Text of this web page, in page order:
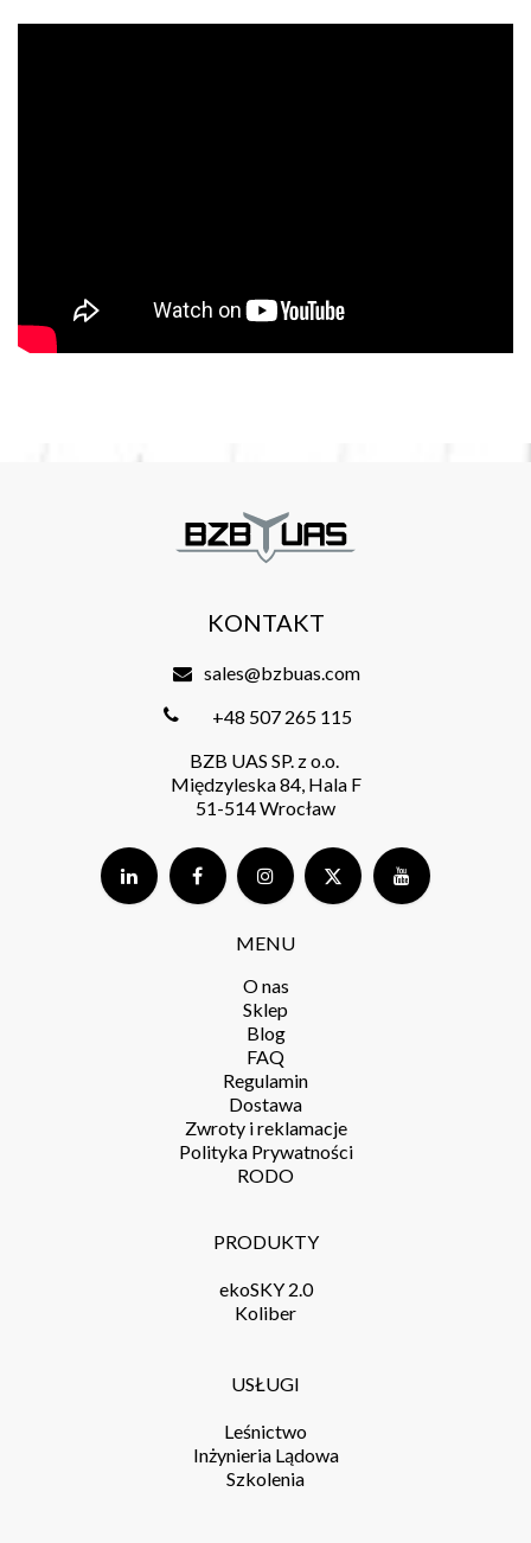
MENU
O nas
Sklep
Blog
FAQ
Regulamin
Dostawa
Zwroty i reklamacje
Polityka Prywatności
RODO
PRODUKTY
ekoSKY 2.0
Koliber
USŁUGI
Leśnictwo
Inżynieria Lądowa
Szkolenia
KONTAKT
sales@bzbuas.com
+48 507 265 115
BZB UAS SP. z o.o.
Międzyleska 84, Hala F
51-514 Wrocław